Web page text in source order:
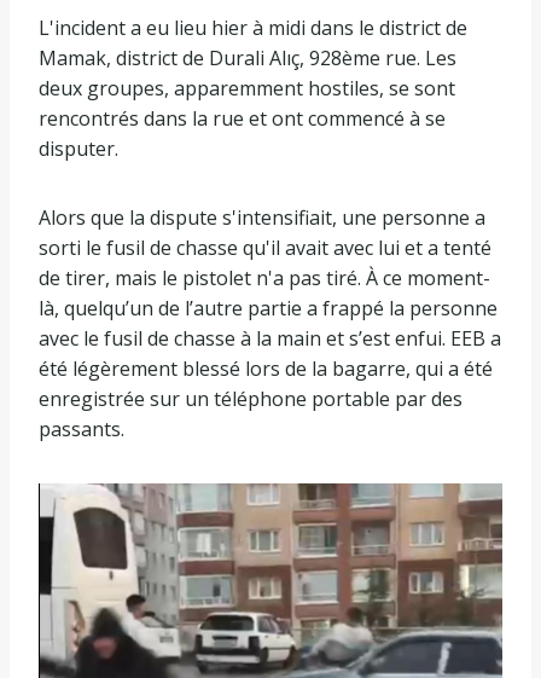
L'incident a eu lieu hier à midi dans le district de
Mamak, district de Durali Alıç, 928ème rue. Les
deux groupes, apparemment hostiles, se sont
rencontrés dans la rue et ont commencé à se
disputer.
Alors que la dispute s'intensifiait, une personne a
sorti le fusil de chasse qu'il avait avec lui et a tenté
de tirer, mais le pistolet n'a pas tiré. À ce moment-
là, quelqu’un de l’autre partie a frappé la personne
avec le fusil de chasse à la main et s’est enfui. EEB a
été légèrement blessé lors de la bagarre, qui a été
enregistrée sur un téléphone portable par des
passants.